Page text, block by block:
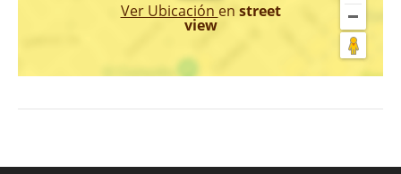
Ver Ubicación en street
view